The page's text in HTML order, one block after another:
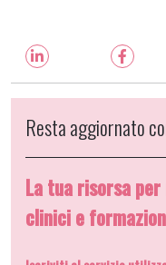
Resta aggiornato
La tua risorsa
clinici e